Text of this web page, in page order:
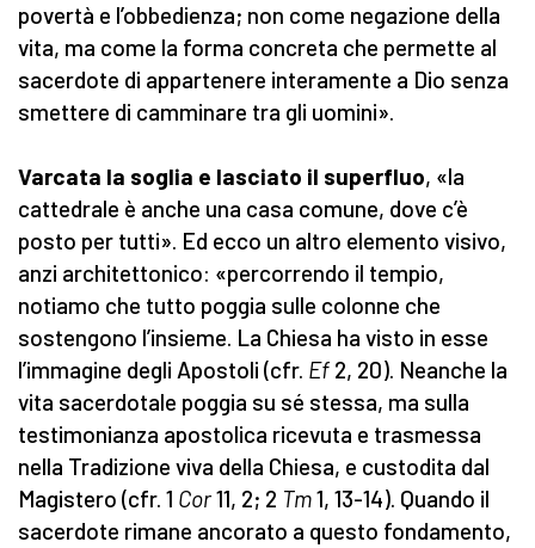
povertà e l’obbedienza; non come negazione della
vita, ma come la forma concreta che permette al
sacerdote di appartenere interamente a Dio senza
smettere di camminare tra gli uomini».
Varcata la soglia e lasciato il superfluo, «la
cattedrale è anche una casa comune, dove c’è
posto per tutti». Ed ecco un altro elemento visivo,
anzi architettonico: «percorrendo il tempio,
notiamo che tutto poggia sulle colonne che
sostengono l’insieme. La Chiesa ha visto in esse
l’immagine degli Apostoli (cfr. Ef 2, 20). Neanche la
vita sacerdotale poggia su sé stessa, ma sulla
testimonianza apostolica ricevuta e trasmessa
nella Tradizione viva della Chiesa, e custodita dal
Magistero (cfr. 1 Cor11, 2; 2 Tm1, 13-14). Quando il
sacerdote rimane ancorato a questo fondamento,